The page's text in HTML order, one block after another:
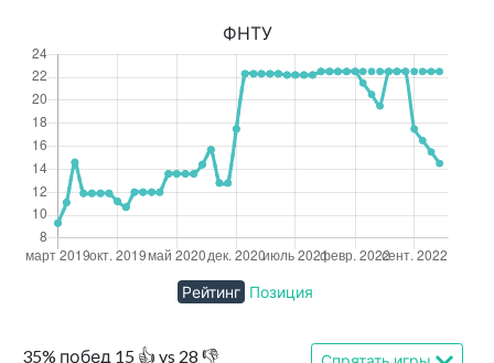
35% побед 15 👍 vs 28 👎
ФНТУ
Рейтинг Позиция